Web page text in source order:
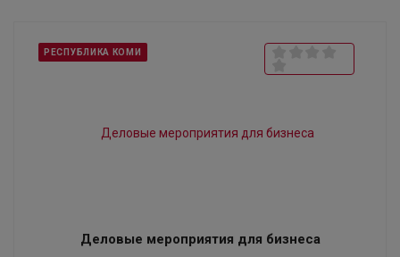
РЕСПУБЛИКА КОМИ
Деловые мероприятия для бизнеса